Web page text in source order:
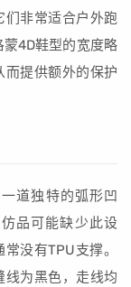
们非常适合户外跑
4D鞋型的宽度略
而提供额外的保护
道独特的弧形凹
品可能缺少此设
没有TPU支撑。
为黑色，走线均